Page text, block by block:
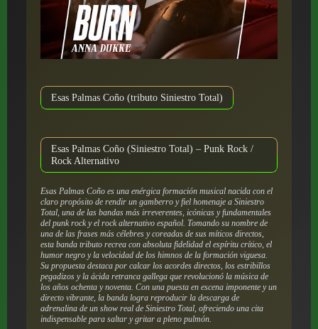
Esas Palmas Coño (tributo Siniestro Total)
Esas Palmas Coño (Siniestro Total) – Punk Rock /
Rock Alternativo
Esas Palmas Coño es una enérgica formación musical nacida con el
claro propósito de rendir un gamberro y fiel homenaje a Siniestro
Total, una de las bandas más irreverentes, icónicas y fundamentales
del punk rock y el rock alternativo español. Tomando su nombre de
una de las frases más célebres y coreadas de sus míticos directos,
esta banda tributo recrea con absoluta fidelidad el espíritu crítico, el
humor negro y la velocidad de los himnos de la formación viguesa.
Su propuesta destaca por calcar los acordes directos, los estribillos
pegadizos y la ácida retranca gallega que revolucionó la música de
los años ochenta y noventa. Con una puesta en escena imponente y un
directo vibrante, la banda logra reproducir la descarga de
adrenalina de un show real de Siniestro Total, ofreciendo una cita
indispensable para saltar y gritar a pleno pulmón.